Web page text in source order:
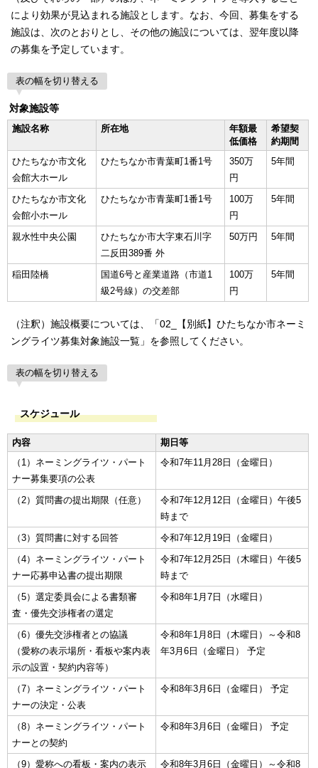
により効果が見込まれる施設とします。なお、今回、募集をする
施設は、次のとおりとし、その他の施設については、翌年度以降
の募集を予定しています。
表の幅を切り替える
対象施設等
施設名称
所在地
年額最
低価格
希望契
約期間
ひたちなか市文化
会館大ホール
ひたちなか市青葉町1番1号
350万
円
5年間
ひたちなか市文化
会館小ホール
ひたちなか市青葉町1番1号
100万
円
5年間
親水性中央公園
ひたちなか市大字東石川字
二反田389番 外
50万円 5年間
稲田陸橋
国道6号と産業道路（市道1
級2号線）の交差部
100万
円
5年間
（注釈）施設概要については、「02_【別紙】ひたちなか市ネーミ
ングライツ募集対象施設一覧」を参照してください。
表の幅を切り替える
スケジュール
内容
期日等
（1）ネーミングライツ・パート
ナー募集要項の公表
令和7年11月28日（金曜日）
（2）質問書の提出期限（任意）
令和7年12月12日（金曜日）午後5
時まで
（3）質問書に対する回答
令和7年12月19日（金曜日）
（4）ネーミングライツ・パート
ナー応募申込書の提出期限
令和7年12月25日（木曜日）午後5
時まで
（5）選定委員会による書類審
査・優先交渉権者の選定
令和8年1月7日（水曜日）
（6）優先交渉権者との協議
（愛称の表示場所・看板や案内表
示の設置・契約内容等）
令和8年1月8日（木曜日）～令和8
年3月6日（金曜日） 予定
（7）ネーミングライツ・パート
ナーの決定・公表
令和8年3月6日（金曜日） 予定
（8）ネーミングライツ・パート
ナーとの契約
令和8年3月6日（金曜日） 予定
（9）愛称への看板・案内の表示
令和8年3月6日（金曜日）～令和8